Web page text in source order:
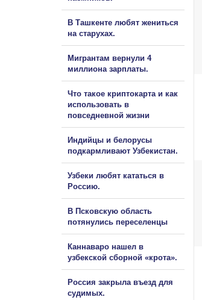
В Ташкенте любят жениться
на старухах.
Мигрантам вернули 4
миллиона зарплаты.
Что такое криптокарта и как
использовать в
повседневной жизни
Индийцы и белорусы
подкармливают Узбекистан.
Узбеки любят кататься в
Россию.
В Псковскую область
потянулись переселенцы
Каннаваро нашел в
узбекской сборной «крота».
Россия закрыла въезд для
судимых.